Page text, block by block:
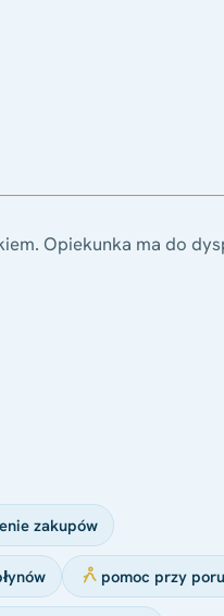
Opiekunka ma do
zakupów
pomoc przy